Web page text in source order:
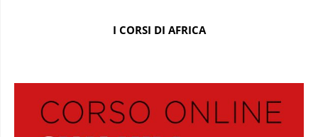
I CORSI DI AFRICA